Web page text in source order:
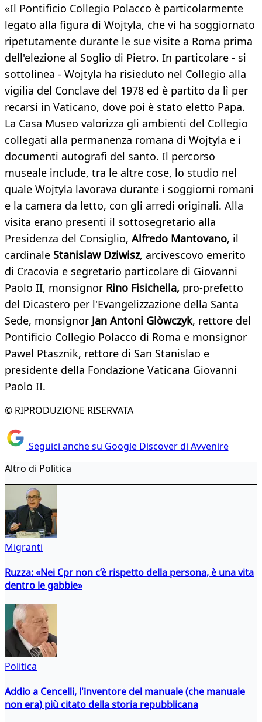
«Il Pontificio Collegio Polacco è particolarmente
legato alla figura di Wojtyla, che vi ha soggiornato
ripetutamente durante le sue visite a Roma prima
dell'elezione al Soglio di Pietro. In particolare - si
sottolinea - Wojtyla ha risieduto nel Collegio alla
vigilia del Conclave del 1978 ed è partito da lì per
recarsi in Vaticano, dove poi è stato eletto Papa.
La Casa Museo valorizza gli ambienti del Collegio
collegati alla permanenza romana di Wojtyla e i
documenti autografi del santo. Il percorso
museale include, tra le altre cose, lo studio nel
quale Wojtyla lavorava durante i soggiorni romani
e la camera da letto, con gli arredi originali. Alla
visita erano presenti il sottosegretario alla
Presidenza del Consiglio, Alfredo Mantovano, il
cardinale Stanislaw Dziwisz, arcivescovo emerito
di Cracovia e segretario particolare di Giovanni
Paolo II, monsignor Rino Fisichella, pro-prefetto
del Dicastero per l'Evangelizzazione della Santa
Sede, monsignor Jan Antoni Glòwczyk, rettore del
Pontificio Collegio Polacco di Roma e monsignor
Pawel Ptasznik, rettore di San Stanislao e
presidente della Fondazione Vaticana Giovanni
Paolo II.
© RIPRODUZIONE RISERVATA
Seguici anche su Google Discover di Avvenire
Altro di Politica
Migranti
Ruzza: «Nei Cpr non c’è rispetto della persona, è una vita
dentro le gabbie»
Politica
Addio a Cencelli, l'inventore del manuale (che manuale
non era) più citato della storia repubblicana